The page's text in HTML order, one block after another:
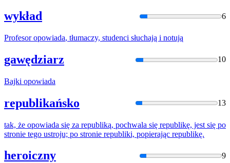
wykład 6
Profesoropowiada, tłumaczy, studenci słuchają i notują
gawędziarz 10
Bajki opowiada
republikańsko 13
tak, że opowiada się za republiką, pochwala się republikę, jest się po
stronie tego ustroju; po stronie republiki, popierając republikę.
heroiczny 9